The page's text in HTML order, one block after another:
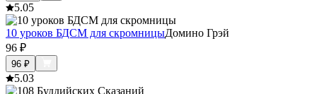
5.05
10 уроков БДСМ для скромницыДомино Грэй
96 ₽
96 ₽
5.03